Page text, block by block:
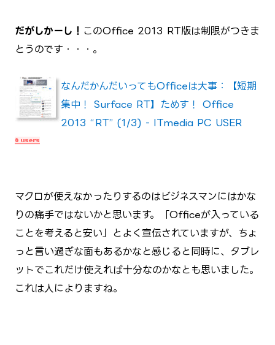
だがしかーし！ このOffice 2013 RT版は制限がつきま
とうのです・・・。
なんだかんだいってもOfficeは大事：【短期
集中！ Surface RT】ためす！ Office
2013 “RT” (1/3) - ITmedia PC USER
マクロが使えなかったりするのはビジネスマンにはかな
りの痛手ではないかと思います。「Officeが入っている
ことを考えると安い」とよく宣伝されていますが、ちょ
っと言い過ぎな面もあるかなと感じると同時に、タブレ
ットでこれだけ使えれば十分なのかなとも思いました。
これは人によりますね。